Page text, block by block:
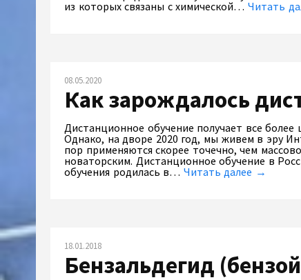
из которых связаны с химической… Читать
08.05.2020
Как зарождалось
Дистанционное обучение получает все
Однако, на дворе 2020 год, мы живем в эру
пор применяются скорее точечно, чем
новаторским. Дистанционное обучение в
обучения родилась в… Читать далее →
18.01.2018
Бензальдегид